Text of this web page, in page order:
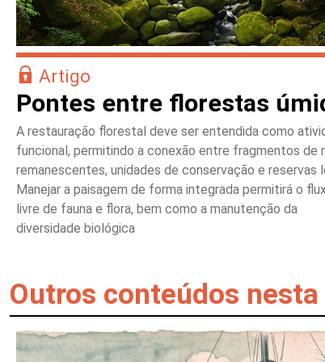
Artigo
Pontes entre florestas
A restauração florestal deve ser entendida como
funcional, permitindo a conexão entre fragmentos de
remanescentes, unidades de conservação e reservas
Manejar a paisagem de forma integrada permitirá o
livre de fauna e flora, bem como a manutenção da
diversidade biológica
Outros conteúdos